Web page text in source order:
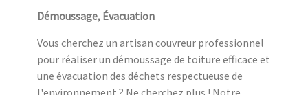
Démoussage, Évacuation
Vous cherchez un artisan couvreur professionnel
pour réaliser un démoussage de toiture efficace et
une évacuation des déchets respectueuse de